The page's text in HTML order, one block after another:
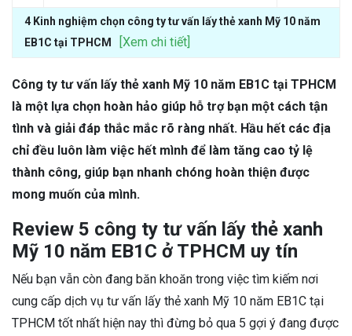
4 Kinh nghiệm chọn công ty tư vấn lấy thẻ xanh Mỹ 10 năm
EB1C tại TPHCM
[Xem chi tiết]
Công ty tư vấn lấy thẻ xanh Mỹ 10 năm EB1C tại TPHCM
là một lựa chọn hoàn hảo giúp hỗ trợ bạn một cách tận
tình và giải đáp thắc mắc rõ ràng nhất. Hầu hết các địa
chỉ đều luôn làm việc hết mình để làm tăng cao tỷ lệ
thành công, giúp bạn nhanh chóng hoàn thiện được
mong muốn của mình.
Review 5 công ty tư vấn lấy thẻ xanh
Mỹ 10 năm EB1C ở TPHCM uy tín
Nếu bạn vẫn còn đang băn khoăn trong việc tìm kiếm nơi
cung cấp dịch vụ tư vấn lấy thẻ xanh Mỹ 10 năm EB1C tại
TPHCM tốt nhất hiện nay thì đừng bỏ qua 5 gợi ý đang được